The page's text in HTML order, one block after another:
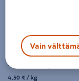
Rasvasiementanko
4,50€/kpl
4,50 €
4,50€/kg
4,50 € / kg
Vain